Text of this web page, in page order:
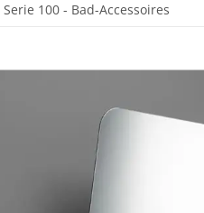
Serie 100 - Bad-Accessoires